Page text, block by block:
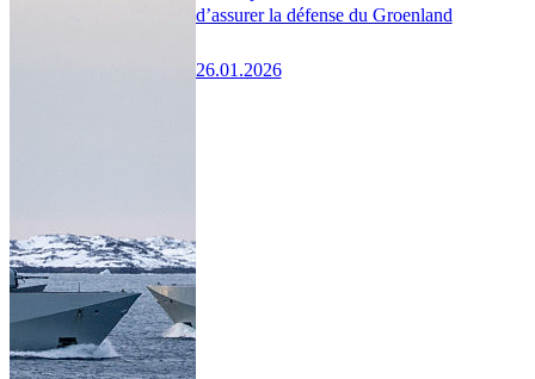
d’assurer la défense du Groenland
26.01.2026